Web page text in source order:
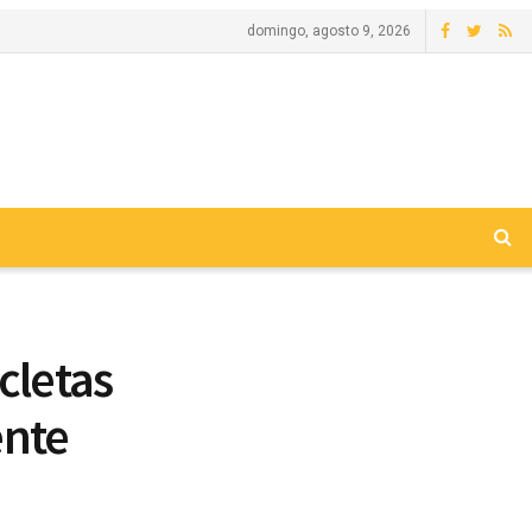
domingo, agosto 9, 2026